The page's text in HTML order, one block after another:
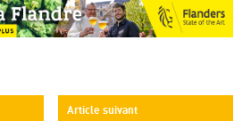
Article suivant